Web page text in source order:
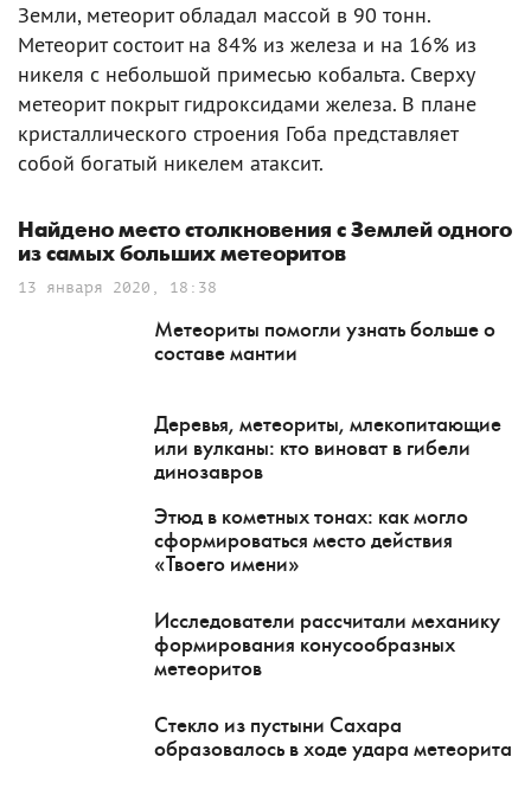
Земли, метеорит обладал массой в 90 тонн.
Метеорит состоит на 84% из железа и на 16% из
никеля с небольшой примесью кобальта. Сверху
метеорит покрыт гидроксидами железа. В плане
кристаллического строения Гоба представляет
собой богатый никелем атаксит.
Найдено место столкновения с Землей одного
из самых больших метеоритов
13 января 2020, 18:38
Метеориты помогли узнать больше о
составе мантии
Деревья, метеориты, млекопитающие
или вулканы: кто виноват в гибели
динозавров
Этюд в кометных тонах: как могло
сформироваться место действия
«Твоего имени»
Исследователи рассчитали механику
формирования конусообразных
метеоритов
Стекло из пустыни Сахара
образовалось в ходе удара метеорита